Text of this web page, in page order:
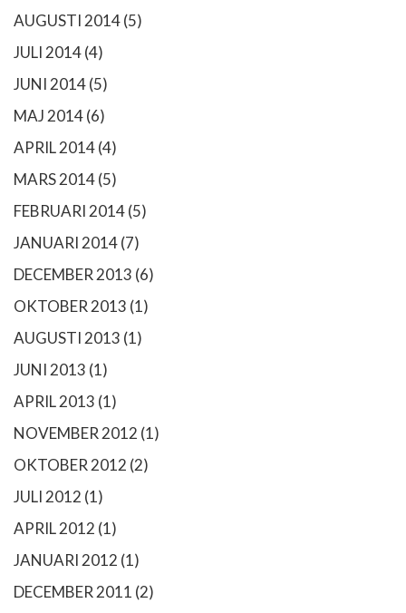
AUGUSTI 2014(5)
JULI 2014(4)
JUNI 2014(5)
MAJ 2014(6)
APRIL 2014(4)
MARS 2014(5)
FEBRUARI 2014(5)
JANUARI 2014(7)
DECEMBER 2013 (6)
OKTOBER 2013 (1)
AUGUSTI 2013 (1)
JUNI 2013 (1)
APRIL 2013 (1)
NOVEMBER 2012 (1)
OKTOBER 2012 (2)
JULI 2012 (1)
APRIL 2012 (1)
JANUARI 2012 (1)
DECEMBER 2011 (2)